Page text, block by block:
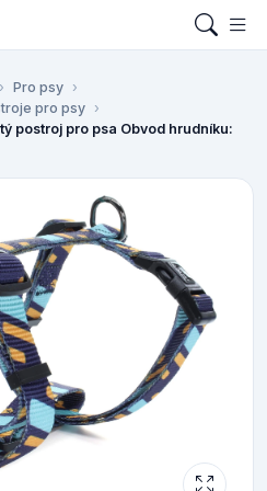
Pro psy
pro psy
postroj pro psa Obvod hrudníku: